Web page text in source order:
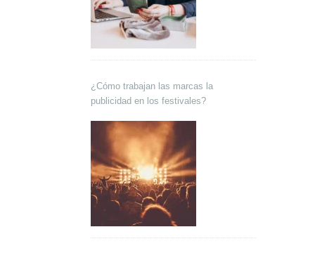
¿Cómo trabajan las marcas la
publicidad en los festivales?